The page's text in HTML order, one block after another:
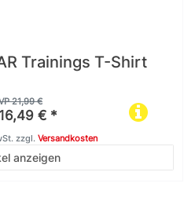
Trainings T-Shirt
21,99 €
€ *
anzeigen
zzgl. Versandkosten